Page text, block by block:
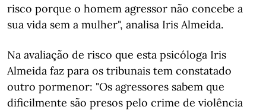
risco porque o homem agressor não concebe a
sua vida sem a mulher", analisa Iris Almeida.
Na avaliação de risco que esta psicóloga Iris
Almeida faz para os tribunais tem constatado
outro pormenor: "Os agressores sabem que
dificilmente são presos pelo crime de violência